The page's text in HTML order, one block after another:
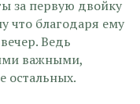
за первую двойку
что благодаря ему
Ведь
важными,
остальных.